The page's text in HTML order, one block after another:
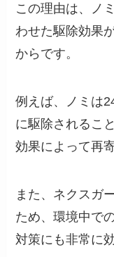
この理由は、ノ
わせた駆除効果
からです。
例えば、ノミは
に駆除されるこ
効果によって再
また、ネクスガ
ため、環境中で
対策にも非常に